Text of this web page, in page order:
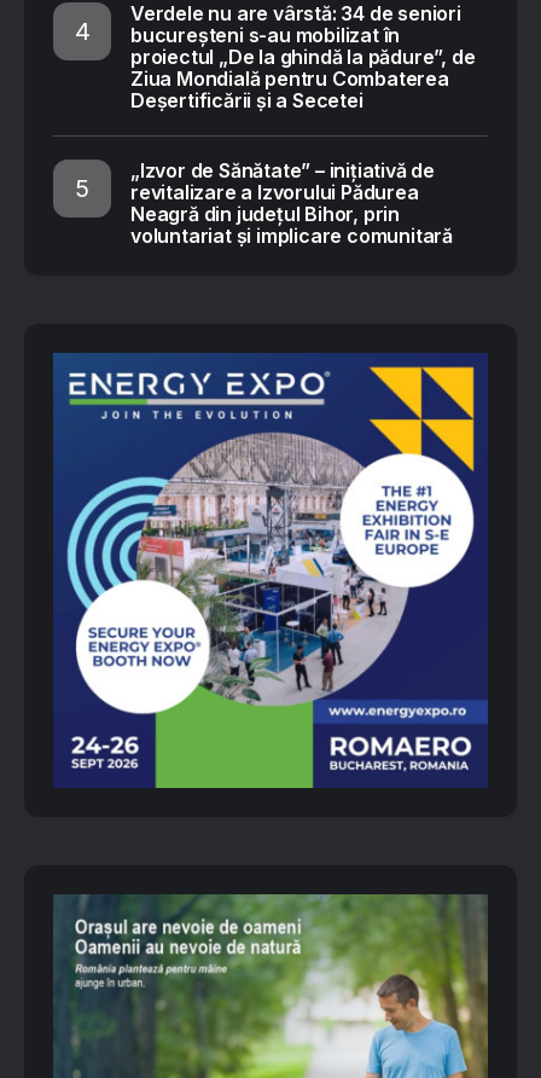
Verdele nu are vârstă: 34 de seniori
bucureșteni s-au mobilizat în
proiectul „De la ghindă la pădure”, de
Ziua Mondială pentru Combaterea
Deșertificării și a Secetei
„Izvor de Sănătate” – inițiativă de
revitalizare a Izvorului Pădurea
Neagră din județul Bihor, prin
voluntariat și implicare comunitară